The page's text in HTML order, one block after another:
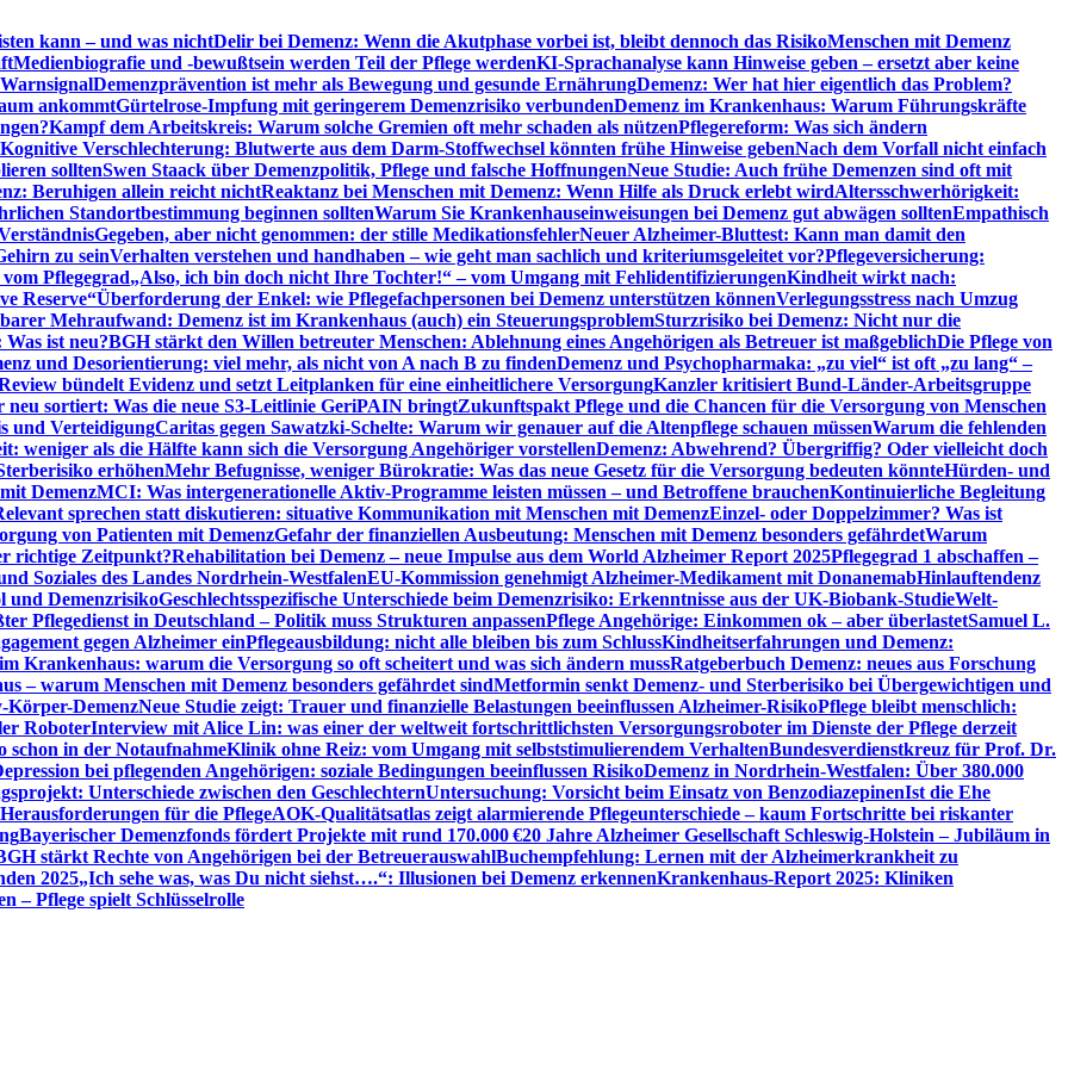
kann – und was nichtDelir bei Demenz: Wenn die Akutphase vorbei ist, bleibt dennoch das RisikoMenschen mit Demenz
Medienbiografie und -bewußtsein werden Teil der Pflege werdenKI-Sprachanalyse kann Hinweise geben – ersetzt aber keine
Demenzprävention ist mehr als Bewegung und gesunde ErnährungDemenz: Wer hat hier eigentlich das Problem?
ankommtGürtelrose-Impfung mit geringerem Demenzrisiko verbundenDemenz im Krankenhaus: Warum Führungskräfte
Kampf dem Arbeitskreis: Warum solche Gremien oft mehr schaden als nützenPflegereform: Was sich ändern
Kognitive Verschlechterung: Blutwerte aus dem Darm-Stoffwechsel könnten frühe Hinweise gebenNach dem Vorfall nicht einfach
solltenSwen Staack über Demenzpolitik, Pflege und falsche HoffnungenNeue Studie: Auch frühe Demenzen sind oft mit
Beruhigen allein reicht nichtReaktanz bei Menschen mit Demenz: Wenn Hilfe als Druck erlebt wirdAltersschwerhörigkeit:
Standortbestimmung beginnen solltenWarum Sie Krankenhauseinweisungen bei Demenz gut abwägen solltenEmpathisch
Gegeben, aber nicht genommen: der stille MedikationsfehlerNeuer Alzheimer-Bluttest: Kann man damit den
zu seinVerhalten verstehen und handhaben – wie geht man sachlich und kriteriumsgeleitet vor?Pflegeversicherung:
Pflegegrad„Also, ich bin doch nicht Ihre Tochter!“ – vom Umgang mit FehlidentifizierungenKindheit wirkt nach:
Reserve“Überforderung der Enkel: wie Pflegefachpersonen bei Demenz unterstützen könnenVerlegungsstress nach Umzug
Mehraufwand: Demenz ist im Krankenhaus (auch) ein SteuerungsproblemSturzrisiko bei Demenz: Nicht nur die
ist neu?BGH stärkt den Willen betreuter Menschen: Ablehnung eines Angehörigen als Betreuer ist maßgeblichDie Pflege von
und Desorientierung: viel mehr, als nicht von A nach B zu findenDemenz und Psychopharmaka: „zu viel“ ist oft „zu lang“ –
bündelt Evidenz und setzt Leitplanken für eine einheitlichere VersorgungKanzler kritisiert Bund-Länder-Arbeitsgruppe
neu sortiert: Was die neue S3-Leitlinie GeriPAIN bringtZukunftspakt Pflege und die Chancen für die Versorgung von Menschen
und VerteidigungCaritas gegen Sawatzki-Schelte: Warum wir genauer auf die Altenpflege schauen müssenWarum die fehlenden
weniger als die Hälfte kann sich die Versorgung Angehöriger vorstellenDemenz: Abwehrend? Übergriffig? Oder vielleicht doch
erhöhenMehr Befugnisse, weniger Bürokratie: Was das neue Gesetz für die Versorgung bedeuten könnteHürden- und
DemenzMCI: Was intergenerationelle Aktiv-Programme leisten müssen – und Betroffene brauchenKontinuierliche Begleitung
sprechen statt diskutieren: situative Kommunikation mit Menschen mit DemenzEinzel- oder Doppelzimmer? Was ist
von Patienten mit DemenzGefahr der finanziellen Ausbeutung: Menschen mit Demenz besonders gefährdetWarum
richtige Zeitpunkt?Rehabilitation bei Demenz – neue Impulse aus dem World Alzheimer Report 2025Pflegegrad 1 abschaffen –
Soziales des Landes Nordrhein-WestfalenEU-Kommission genehmigt Alzheimer-Medikament mit DonanemabHinlauftendenz
und DemenzrisikoGeschlechtsspezifische Unterschiede beim Demenzrisiko: Erkenntnisse aus der UK-Biobank-StudieWelt-
Pflegedienst in Deutschland – Politik muss Strukturen anpassenPflege Angehörige: Einkommen ok – aber überlastetSamuel L.
gegen Alzheimer einPflegeausbildung: nicht alle bleiben bis zum SchlussKindheitserfahrungen und Demenz:
Krankenhaus: warum die Versorgung so oft scheitert und was sich ändern mussRatgeberbuch Demenz: neues aus Forschung
– warum Menschen mit Demenz besonders gefährdet sindMetformin senkt Demenz- und Sterberisiko bei Übergewichtigen und
Körper-DemenzNeue Studie zeigt: Trauer und finanzielle Belastungen beeinflussen Alzheimer-RisikoPflege bleibt menschlich:
RoboterInterview mit Alice Lin: was einer der weltweit fortschrittlichsten Versorgungsroboter im Dienste der Pflege derzeit
schon in der NotaufnahmeKlinik ohne Reiz: vom Umgang mit selbststimulierendem VerhaltenBundesverdienstkreuz für Prof. Dr.
bei pflegenden Angehörigen: soziale Bedingungen beeinflussen RisikoDemenz in Nordrhein-Westfalen: Über 380.000
Unterschiede zwischen den GeschlechternUntersuchung: Vorsicht beim Einsatz von BenzodiazepinenIst die Ehe
für die PflegeAOK-Qualitätsatlas zeigt alarmierende Pflegeunterschiede – kaum Fortschritte bei riskanter
Bayerischer Demenzfonds fördert Projekte mit rund 170.000 €20 Jahre Alzheimer Gesellschaft Schleswig-Holstein – Jubiläum in
stärkt Rechte von Angehörigen bei der BetreuerauswahlBuchempfehlung: Lernen mit der Alzheimerkrankheit zu
2025„Ich sehe was, was Du nicht siehst….“: Illusionen bei Demenz erkennenKrankenhaus-Report 2025: Kliniken
– Pflege spielt Schlüsselrolle